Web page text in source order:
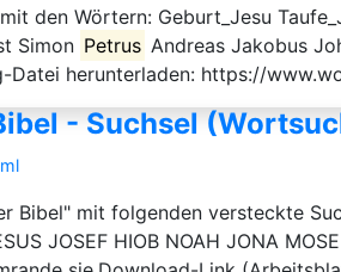
den Wörtern: Geburt_Jesu
Simon Petrus Andreas Jakobus
Datei herunterladen: https://
- Suchsel
Bibel" mit folgenden versteckte
JOSEF HIOB NOAH JONA